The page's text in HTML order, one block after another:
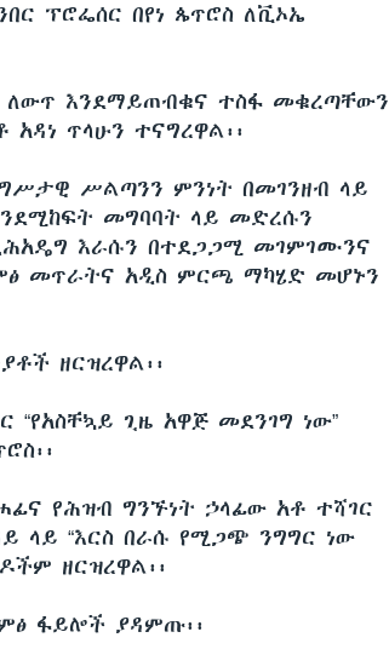
ፕሮፌሰር በየነ ጴጥሮስ ለቪኦኤ
ለውጥ እንደማይጠብቁና ተስፋ መቁረጣቸውን
ጥላሁን ተናግረዋል፡፡
ሥልጣንን ምንነት በመገንዘብ ላይ
መግባባት ላይ መድረሱን
እራሱን በተደጋጋሚ መገምገሙንና
መጥራትና አዲስ ምርጫ ማካሄድ መሆኑን
ዘርዝረዋል፡፡
ጊዜ አዋጅ መደንገግ ነው”
የሕዝብ ግንኙነት ኃላፊው አቶ ተሻገር
ላይ “እርስ በራሱ የሚጋጭ ንግግር ነው
ዘርዝረዋል፡፡
ፋይሎች ያዳምጡ፡፡